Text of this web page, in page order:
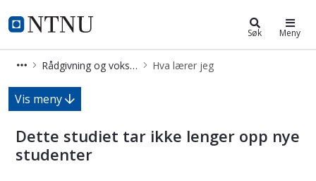
NTNU Hjemmeside
Rådgivning og voksnes læring
Søk Meny
Rådgivning og voksnes læring (brvl) Hva lærer jeg
Hva lærer jeg - Rådgivning og
Vis meny
Dette studiet tar ikke lenger opp nye
studenter